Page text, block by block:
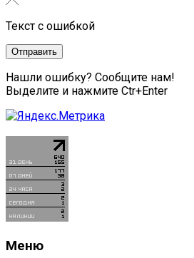
Текст с ошибкой
Нашли ошибку? Сообщите нам!
Выделите и нажмите Ctr+Enter
Меню